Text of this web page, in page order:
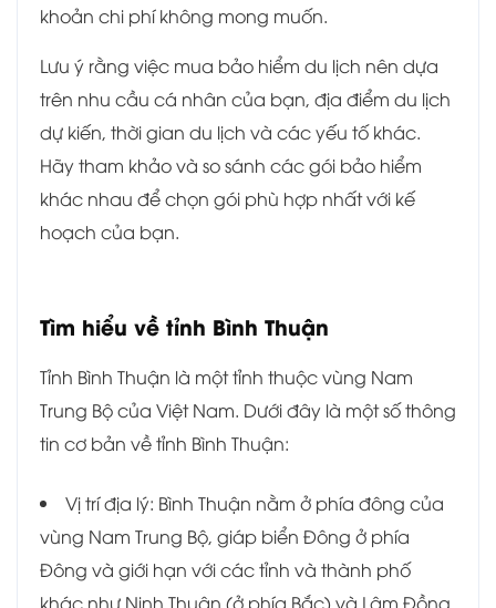
khoản chi phí không mong muốn.
Lưu ý rằng việc mua bảo hiểm du lịch nên dựa
trên nhu cầu cá nhân của bạn, địa điểm du lịch
dự kiến, thời gian du lịch và các yếu tố khác.
Hãy tham khảo và so sánh các gói bảo hiểm
khác nhau để chọn gói phù hợp nhất với kế
hoạch của bạn.
Tìm hiểu về tỉnh Bình Thuận
Tỉnh Bình Thuận là một tỉnh thuộc vùng Nam
Trung Bộ của Việt Nam. Dưới đây là một số thông
tin cơ bản về tỉnh Bình Thuận:
Vị trí địa lý: Bình Thuận nằm ở phía đông của
vùng Nam Trung Bộ, giáp biển Đông ở phía
Đông và giới hạn với các tỉnh và thành phố
khác như Ninh Thuận (ở phía Bắc) và Lâm Đồng